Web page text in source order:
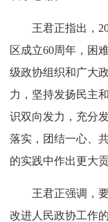
王君正指出，
区成立60周年，困
级政协组织和广大
力，坚持发扬民主
识双向发力，充分
落实，团结一心、
的实践中作出更大贡
王君正强调，
改进人民政协工作